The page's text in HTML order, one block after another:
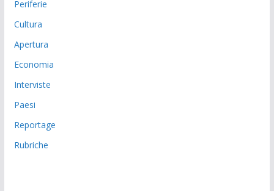
Periferie
Cultura
Apertura
Economia
Interviste
Paesi
Reportage
Rubriche